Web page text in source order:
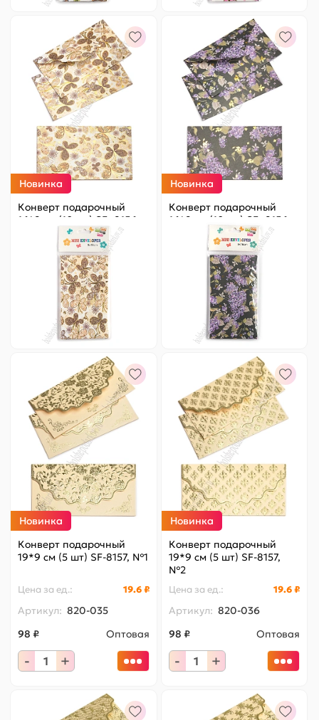
Новинка
Конверт подарочный
16*9 см (10 шт) SF- 8156,
ед.:
Артикул: 820-033
Оптовая
+
Новинка
Конверт подарочный
16*9 см (10 шт) SF- 8156,
ед.:
Артикул: 820-034
Оптовая
+
Новинка
Конверт подарочный
19*9 см (5 шт) SF-8157, №1
Цена за ед.: 19.6 ₽
Артикул: 820-035
98 ₽
Оптовая
- +
Новинка
Конверт подарочный
19*9 см (5 шт) SF-8157,
№2
Цена за ед.: 19.6 ₽
Артикул: 820-036
98 ₽
Оптовая
- +